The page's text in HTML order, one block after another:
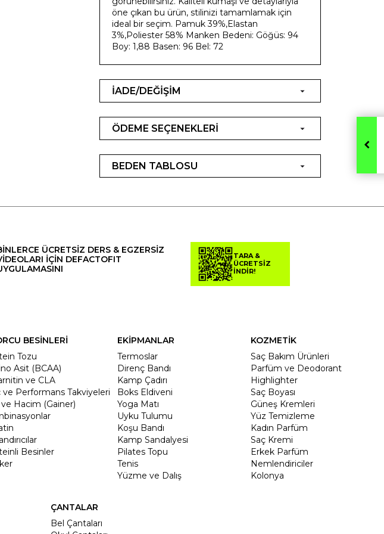
öne çıkan bu ürün, stilinizi tamamlamak için
ideal bir seçim. Pamuk 39%,Elastan
3%,Poliester 58% Manken Bedeni: Göğüs: 94
Boy: 1,88 Basen: 96 Bel: 72
İADE/DEĞİŞİM
ÖDEME SEÇENEKLERİ
BEDEN TABLOSU
ÜCRETSİZ DERS & EGZERSİZ
İÇİN DEFACTOFIT
TARA &
ÜCRETSİZ
İNDİR!
BESİNLERİ
Tozu
Asit (BCAA)
ve CLA
ve Performans Takviyeleri
ve Hacim (Gainer)
Besinler
EKİPMANLAR
Termoslar
Direnç Bandı
Kamp Çadırı
Boks Eldiveni
Yoga Matı
Uyku Tulumu
Koşu Bandı
Kamp Sandalyesi
Pilates Topu
Tenis
Yüzme ve Dalış
KOZMETİK
Saç Bakım Ürünleri
Parfüm ve Deodorant
Highlighter
Saç Boyası
Güneş Kremleri
Yüz Temizleme
Kadın Parfüm
Saç Kremi
Erkek Parfüm
Nemlendiriciler
Kolonya
ÇANTALAR
Bel Çantaları